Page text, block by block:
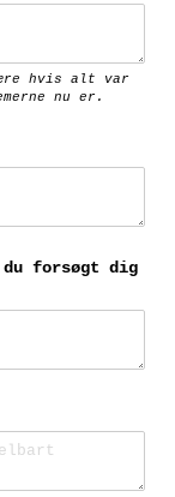
hvis alt var
nu er.
du forsøgt dig